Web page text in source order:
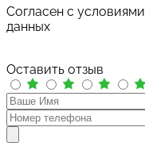
Cогласен с условиями
данных
Оставить отзыв